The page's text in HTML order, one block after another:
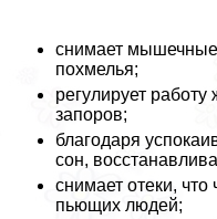
снимает
похмелья;
регулирует работу
запоров;
благодаря
сон,
снимает отеки, что
пьющих людей;